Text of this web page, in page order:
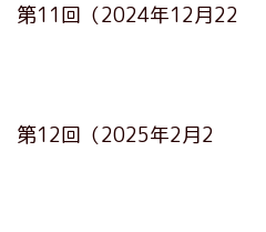
第11回 （2024年12月22
第12回 （2025年2月2